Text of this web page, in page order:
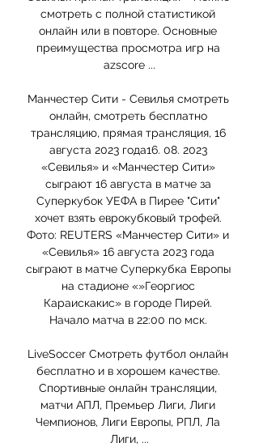
смотреть с полной статистикой
онлайн или в повторе. Основные
преимущества просмотра игр на
azscore ...
Манчестер Сити - Севилья смотреть
онлайн, смотреть бесплатно
трансляцию, прямая трансляция, 16
августа 2023 года16. 08. 2023
«Севилья» и «Манчестер Сити»
сыграют 16 августа в матче за
Суперкубок УЕФА в Пирее "Сити"
хочет взять еврокубковый трофей.
Фото: REUTERS «Манчестер Сити» и
«Севилья» 16 августа 2023 года
сыграют в матче Суперкубка Европы
на стадионе «»Георгиос
Караискакис» в городе Пирей.
Начало матча в 22:00 по мск.
LiveSoccer Смотреть футбол онлайн
бесплатно и в хорошем качестве.
Спортивные онлайн трансляции,
матчи АПЛ, Премьер Лиги, Лиги
Чемпионов, Лиги Европы, РПЛ, Ла
Лиги, ...